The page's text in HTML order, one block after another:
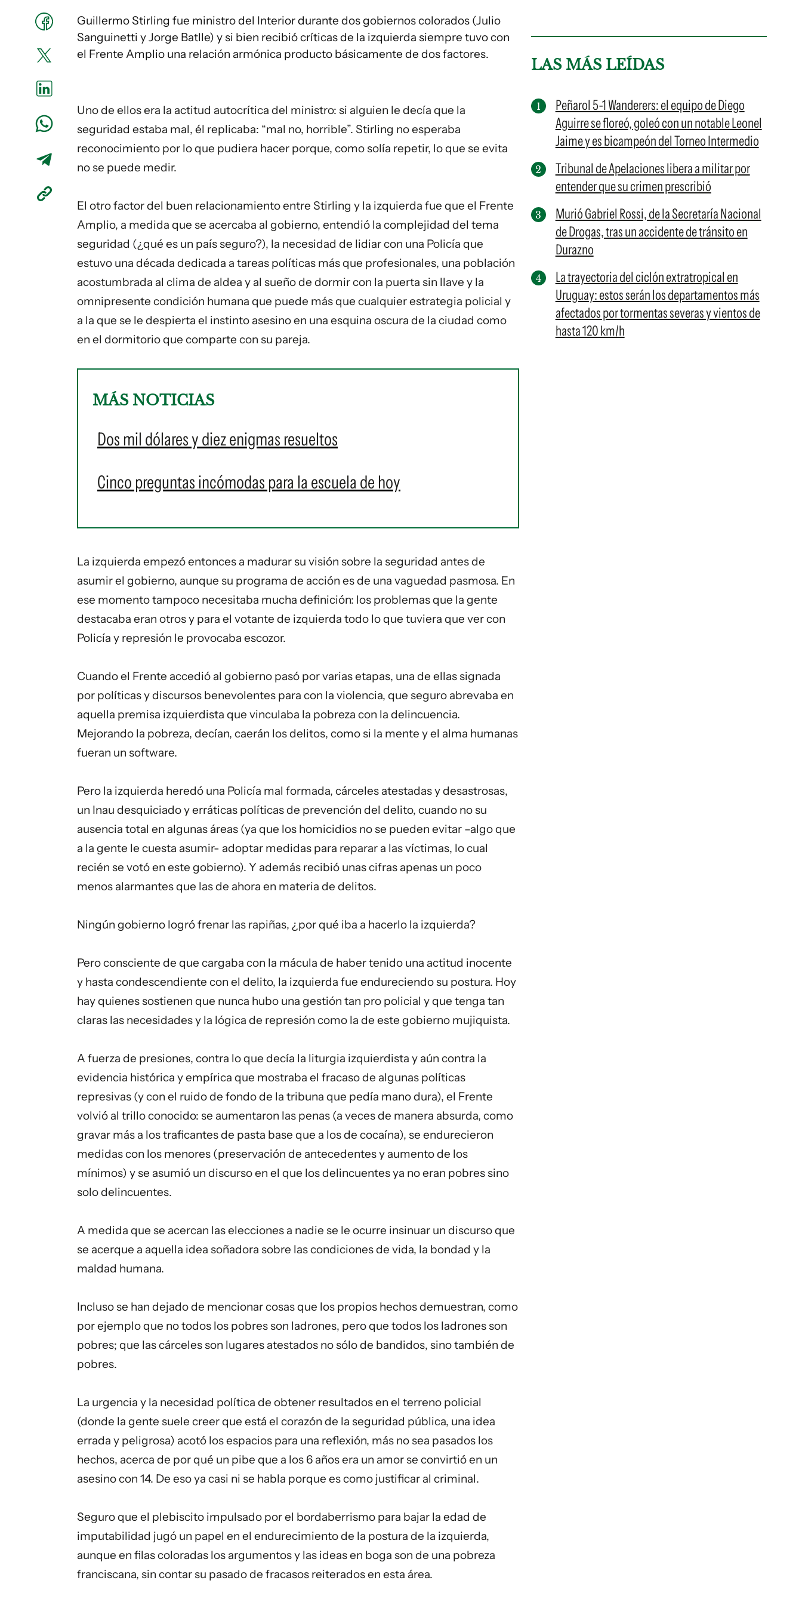
Guillermo Stirling fue ministro del Interior durante dos gobiernos colorados (Julio
Sanguinetti y Jorge Batlle) y si bien recibió críticas de la izquierda siempre tuvo con
el Frente Amplio una relación armónica producto básicamente de dos factores.
Uno de ellos era la actitud autocrítica del ministro: si alguien le decía que la
seguridad estaba mal, él replicaba: “mal no, horrible”. Stirling no esperaba
reconocimiento por lo que pudiera hacer porque, como solía repetir, lo que se evita
no se puede medir.
El otro factor del buen relacionamiento entre Stirling y la izquierda fue que el Frente
Amplio, a medida que se acercaba al gobierno, entendió la complejidad del tema
seguridad (¿qué es un país seguro?), la necesidad de lidiar con una Policía que
estuvo una década dedicada a tareas políticas más que profesionales, una población
acostumbrada al clima de aldea y al sueño de dormir con la puerta sin llave y la
omnipresente condición humana que puede más que cualquier estrategia policial y
a la que se le despierta el instinto asesino en una esquina oscura de la ciudad como
en el dormitorio que comparte con su pareja.
MÁS NOTICIAS
Dos mil dólares y diez enigmas resueltos
Cinco preguntas incómodas para la escuela de hoy
La izquierda empezó entonces a madurar su visión sobre la seguridad antes de
asumir el gobierno, aunque su programa de acción es de una vaguedad pasmosa. En
ese momento tampoco necesitaba mucha definición: los problemas que la gente
destacaba eran otros y para el votante de izquierda todo lo que tuviera que ver con
Policía y represión le provocaba escozor.
Cuando el Frente accedió al gobierno pasó por varias etapas, una de ellas signada
por políticas y discursos benevolentes para con la violencia, que seguro abrevaba en
aquella premisa izquierdista que vinculaba la pobreza con la delincuencia.
Mejorando la pobreza, decían, caerán los delitos, como si la mente y el alma humanas
fueran un software.
Pero la izquierda heredó una Policía mal formada, cárceles atestadas y desastrosas,
un Inau desquiciado y erráticas políticas de prevención del delito, cuando no su
ausencia total en algunas áreas (ya que los homicidios no se pueden evitar –algo que
a la gente le cuesta asumir- adoptar medidas para reparar a las víctimas, lo cual
recién se votó en este gobierno). Y además recibió unas cifras apenas un poco
menos alarmantes que las de ahora en materia de delitos.
Ningún gobierno logró frenar las rapiñas, ¿por qué iba a hacerlo la izquierda?
Pero consciente de que cargaba con la mácula de haber tenido una actitud inocente
y hasta condescendiente con el delito, la izquierda fue endureciendo su postura. Hoy
hay quienes sostienen que nunca hubo una gestión tan pro policial y que tenga tan
claras las necesidades y la lógica de represión como la de este gobierno mujiquista.
A fuerza de presiones, contra lo que decía la liturgia izquierdista y aún contra la
evidencia histórica y empírica que mostraba el fracaso de algunas políticas
represivas (y con el ruido de fondo de la tribuna que pedía mano dura), el Frente
volvió al trillo conocido: se aumentaron las penas (a veces de manera absurda, como
gravar más a los traficantes de pasta base que a los de cocaína), se endurecieron
medidas con los menores (preservación de antecedentes y aumento de los
mínimos) y se asumió un discurso en el que los delincuentes ya no eran pobres sino
solo delincuentes.
A medida que se acercan las elecciones a nadie se le ocurre insinuar un discurso que
se acerque a aquella idea soñadora sobre las condiciones de vida, la bondad y la
maldad humana.
Incluso se han dejado de mencionar cosas que los propios hechos demuestran, como
por ejemplo que no todos los pobres son ladrones, pero que todos los ladrones son
pobres; que las cárceles son lugares atestados no sólo de bandidos, sino también de
pobres.
La urgencia y la necesidad política de obtener resultados en el terreno policial
(donde la gente suele creer que está el corazón de la seguridad pública, una idea
errada y peligrosa) acotó los espacios para una reflexión, más no sea pasados los
hechos, acerca de por qué un pibe que a los 6 años era un amor se convirtió en un
asesino con 14. De eso ya casi ni se habla porque es como justificar al criminal.
Seguro que el plebiscito impulsado por el bordaberrismo para bajar la edad de
imputabilidad jugó un papel en el endurecimiento de la postura de la izquierda,
aunque en filas coloradas los argumentos y las ideas en boga son de una pobreza
franciscana, sin contar su pasado de fracasos reiterados en esta área.
LAS MÁS LEÍDAS
Peñarol 5-1 Wanderers: el equipo de Diego
Aguirre se floreó, goleó con un notable Leonel
Jaime y es bicampeón del Torneo Intermedio
Tribunal de Apelaciones libera a militar por
entender que su crimen prescribió
Murió Gabriel Rossi, de la Secretaría Nacional
de Drogas, tras un accidente de tránsito en
Durazno
La trayectoria del ciclón extratropical en
Uruguay: estos serán los departamentos más
afectados por tormentas severas y vientos de
hasta 120 km/h